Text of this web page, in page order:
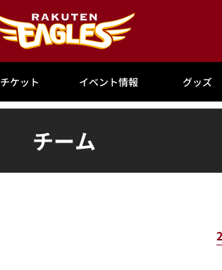
チケット イベント情報 グッズ
チーム